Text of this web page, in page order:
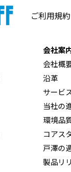
ご利用規約
会社案
会社概
沿革
サービ
当社の
環境品
コアス
戸澤の
製品リ